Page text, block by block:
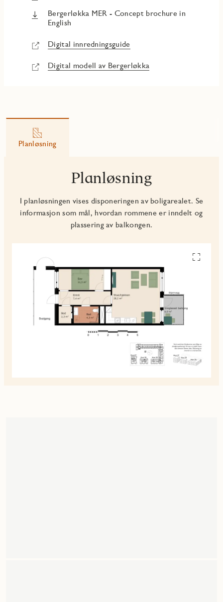
Bergerløkka MER - Concept brochure in
English
Digital innredningsguide
Digital modell av Bergerløkka
Planløsning
Planløsning
I planløsningen vises disponeringen av boligarealet. Se
informasjon som mål, hvordan rommene er inndelt og
plassering av balkongen.
Se